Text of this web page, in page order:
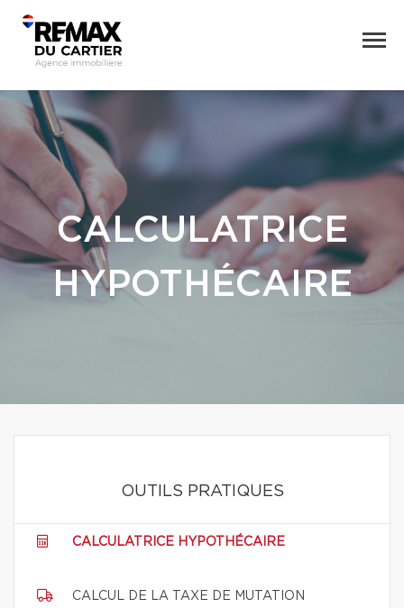
CALCULATRICE
HYPOTHÉCAIRE
OUTILS PRATIQUES
CALCULATRICE HYPOTHÉCAIRE
CALCUL DE LA TAXE DE MUTATION